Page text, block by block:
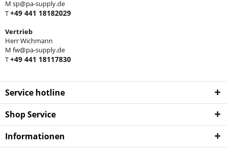
M sp@pa-supply.de
T+49 441 18182029
Vertrieb
Herr Wichmann
M fw@pa-supply.de
T+49 441 18117830
Service hotline
Shop Service
Informationen